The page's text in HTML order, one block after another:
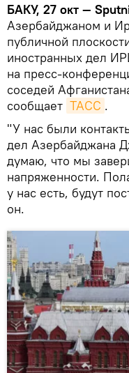
БАКУ, 27 окт —
Азербайджаном и
публичной
иностранных дел
на пресс-
соседей
сообщает ТАСС .
"У нас были
дел Азербайджана
думаю, что мы
напряженности.
у нас есть, будут
он.